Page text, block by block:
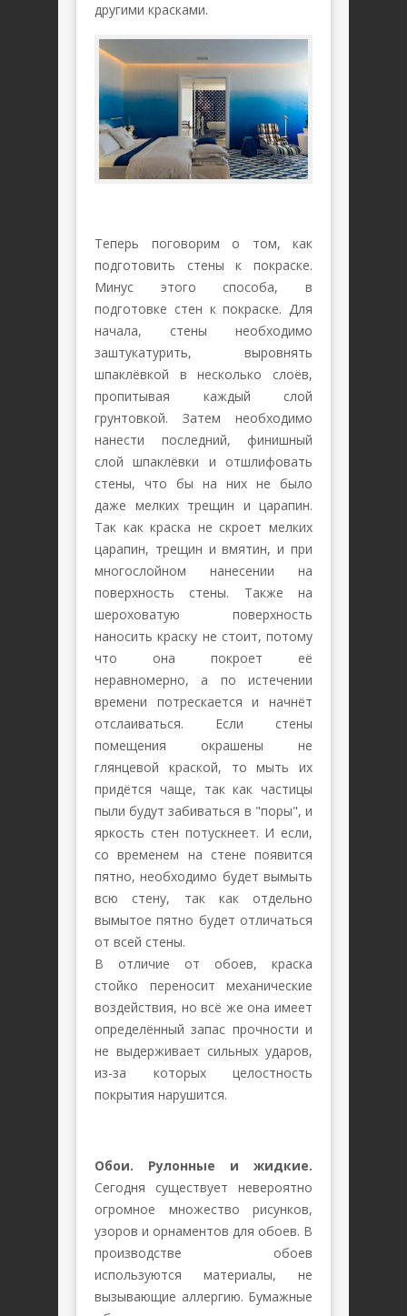
другими красками.
Теперь поговорим о том, как
подготовить стены к покраске.
Минус этого способа, в
подготовке стен к покраске. Для
начала, стены необходимо
заштукатурить, выровнять
шпаклёвкой в несколько слоёв,
пропитывая каждый слой
грунтовкой. Затем необходимо
нанести последний, финишный
слой шпаклёвки и отшлифовать
стены, что бы на них не было
даже мелких трещин и царапин.
Так как краска не скроет мелких
царапин, трещин и вмятин, и при
многослойном нанесении на
поверхность стены. Также на
шероховатую поверхность
наносить краску не стоит, потому
что она покроет её
неравномерно, а по истечении
времени потрескается и начнёт
отслаиваться. Если стены
помещения окрашены не
глянцевой краской, то мыть их
придётся чаще, так как частицы
пыли будут забиваться в "поры", и
яркость стен потускнеет. И если,
со временем на стене появится
пятно, необходимо будет вымыть
всю стену, так как отдельно
вымытое пятно будет отличаться
от всей стены.
В отличие от обоев, краска
стойко переносит механические
воздействия, но всё же она имеет
определённый запас прочности и
не выдерживает сильных ударов,
из-за которых целостность
покрытия нарушится.
Обои. Рулонные и жидкие.
Сегодня существует невероятно
огромное множество рисунков,
узоров и орнаментов для обоев. В
производстве обоев
используются материалы, не
вызывающие аллергию. Бумажные